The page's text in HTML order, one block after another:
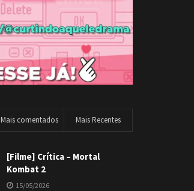
Mais comentados Mais Recentes
[Filme] Crítica – Mortal
Kombat 2
15/05/2026